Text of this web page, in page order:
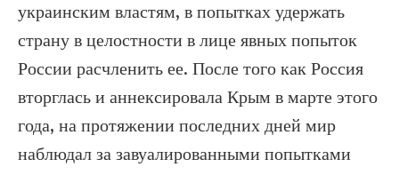
украинским властям, в попытках удержать
страну в целостности в лице явных попыток
России расчленить ее. После того как Россия
вторглась и аннексировала Крым в марте этого
года, на протяжении последних дней мир
наблюдал за завуалированными попытками